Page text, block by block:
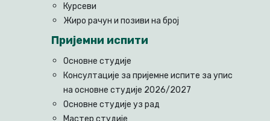
Курсеви
Жиро рачун и позиви на број
Пријемни испити
Основне студије
Консултације за пријемне испите за упис
на основне студије 2026/2027
Основне студије уз рад
Мастер студије